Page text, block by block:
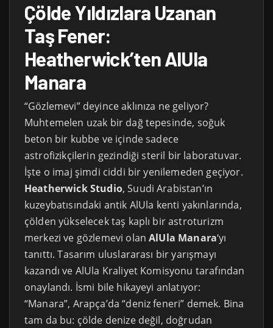
Çölde Yıldızlara Uzanan
Taş Fener:
Heatherwick’ten AlUla
Manara
“Gözlemevi” deyince aklınıza ne geliyor?
Muhtemelen uzak bir dağ tepesinde, soğuk
beton bir kubbe ve içinde sadece
astrofizikçilerin gezindiği steril bir laboratuvar.
İşte o imaj şimdi ciddi bir yenilemeden geçiyor.
Heatherwick Studio, Suudi Arabistan’ın
kuzeybatısındaki antik AlUla kenti yakınlarında,
çölden yükselecek taş kaplı bir astroturizm
merkezi ve gözlemevi olanAlUla Manara‘yı
tanıttı. Tasarım uluslararası bir yarışmayı
kazandı ve AlUla Kraliyet Komisyonu tarafından
onaylandı. İsmi bile hikayeyi anlatıyor:
“Manara”, Arapça’da “deniz feneri” demek. Bina
tam da bu: çölde denize değil, doğrudan